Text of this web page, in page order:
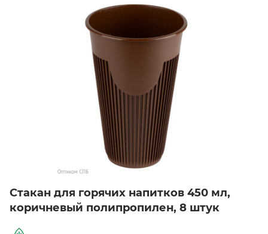
Стакан для горячих напитков 450 мл,
коричневый полипропилен, 8 штук